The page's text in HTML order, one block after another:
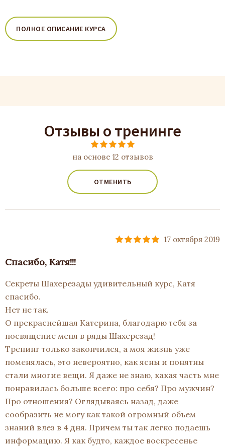
ПОЛНОЕ ОПИСАНИЕ КУРСА
Отзывы о тренинге
на основе 12 отзывов
ОТМЕНИТЬ
17 октября 2019
Спасибо, Катя!!!
Секреты Шахерезады удивительный курс, Катя
спасибо.
Нет не так.
О прекраснейшая Катерина, благодарю тебя за
посвящение меня в ряды Шахерезад!
Тренинг только закончился, а моя жизнь уже
поменялась, это невероятно, как ясны и понятны
стали многие вещи. Я даже не знаю, какая часть мне
понравилась больше всего: про себя? Про мужчин?
Про отношения? Оглядываясь назад, даже
сообразить не могу как такой огромный объем
знаний влез в 4 дня. Причем ты так легко подаешь
информацию. Я как будто, каждое воскресенье